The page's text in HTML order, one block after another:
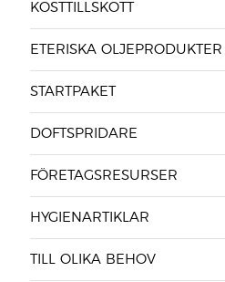
KOSTTILLSKOTT
ETERISKA OLJEPRODUKTER
STARTPAKET
DOFTSPRIDARE
FÖRETAGSRESURSER
HYGIENARTIKLAR
TILL OLIKA BEHOV